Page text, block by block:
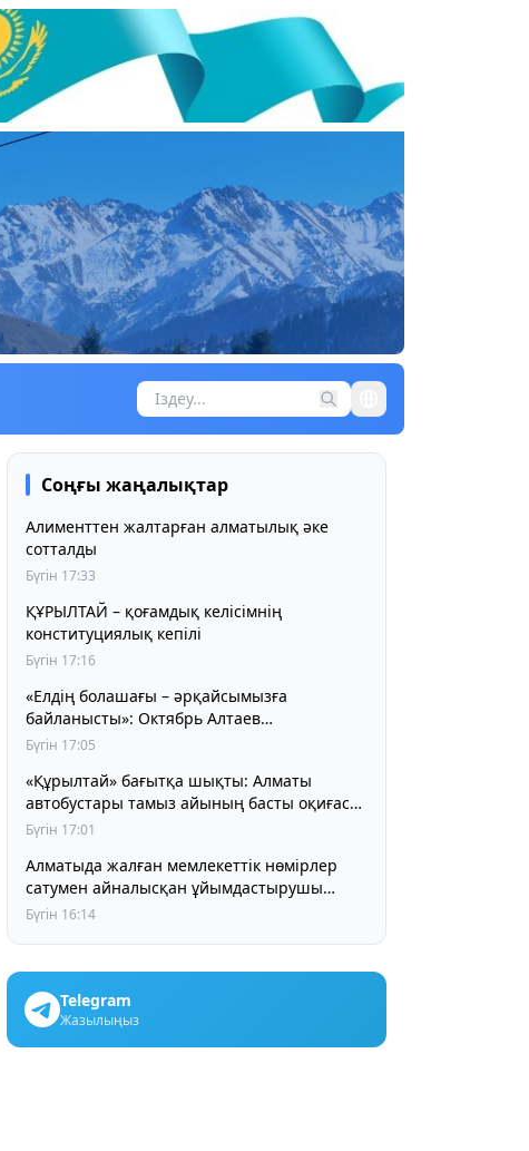
Соңғы жаңалықтар
Алименттен жалтарған алматылық әке
сотталды
Бүгін 17:33
ҚҰРЫЛТАЙ – қоғамдық келісімнің
конституциялық кепілі
Бүгін 17:16
«Елдің болашағы – әрқайсымызға
байланысты»: Октябрь Алтаев
қазақстандықтарға маңызды үндеу жасады
Бүгін 17:05
«Құрылтай» бағытқа шықты: Алматы
автобустары тамыз айының басты оқиғасы
туралы айта бастады
Бүгін 17:01
Алматыда жалған мемлекеттік нөмірлер
сатумен айналысқан ұйымдастырушы
ұсталды
Бүгін 16:14
Telegram
Жазылыңыз